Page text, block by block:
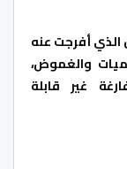
أفرجت عنه
والغموض،
غير قابلة